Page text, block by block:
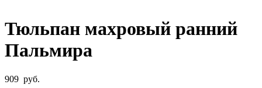
Тюльпан махровый ранний
Пальмира
909 руб.